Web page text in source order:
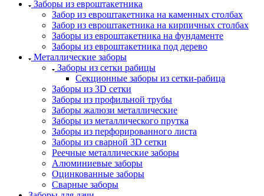
Заборы из евроштакетника
Забор из евроштакетника на каменных столбах
Забор из евроштакетника на кирпичных столбах
Заборы из евроштакетника на фундаменте
Заборы из евроштакетника под дерево
Металлические заборы
Заборы из сетки рабицы
Секционные заборы из сетки-рабица
Заборы из 3D сетки
Заборы из профильной трубы
Заборы жалюзи металлические
Заборы из металлического прутка
Заборы из перфорированного листа
Заборы из сварной 3D сетки
Реечные металлические заборы
Алюминиевые заборы
Оцинкованные заборы
Сварные заборы